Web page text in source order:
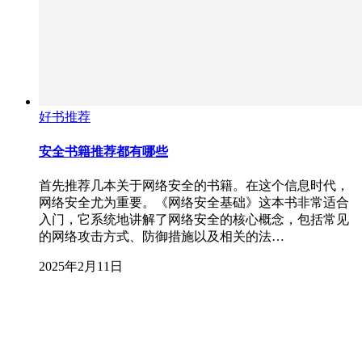
好书推荐
安全书籍推荐都有哪些
首先推荐几本关于网络安全的书籍。在这个信息时代，
网络安全尤为重要。《网络安全基础》这本书非常适合
入门，它系统地讲解了网络安全的核心概念，包括常见
的网络攻击方式、防御措施以及相关的法…
2025年2月11日